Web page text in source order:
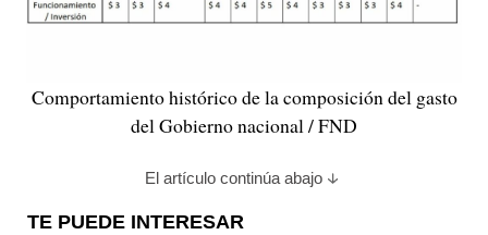
Comportamiento histórico de la composición del gasto
del Gobierno nacional / FND
El artículo continúa abajo
TE PUEDE INTERESAR